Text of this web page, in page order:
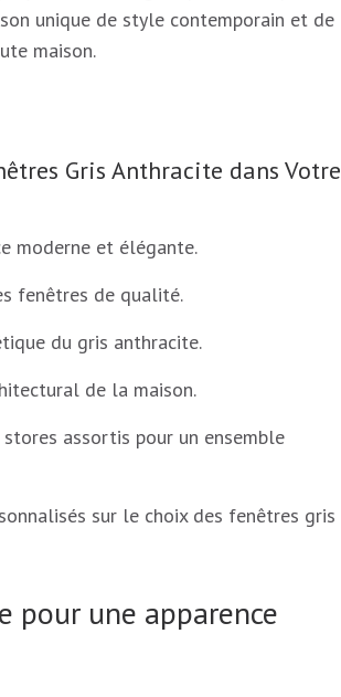
unique de style contemporain et de
maison.
Gris Anthracite dans Votre
moderne et élégante.
fenêtres de qualité.
du gris anthracite.
de la maison.
assortis pour un ensemble
sur le choix des fenêtres gris
pour une apparence